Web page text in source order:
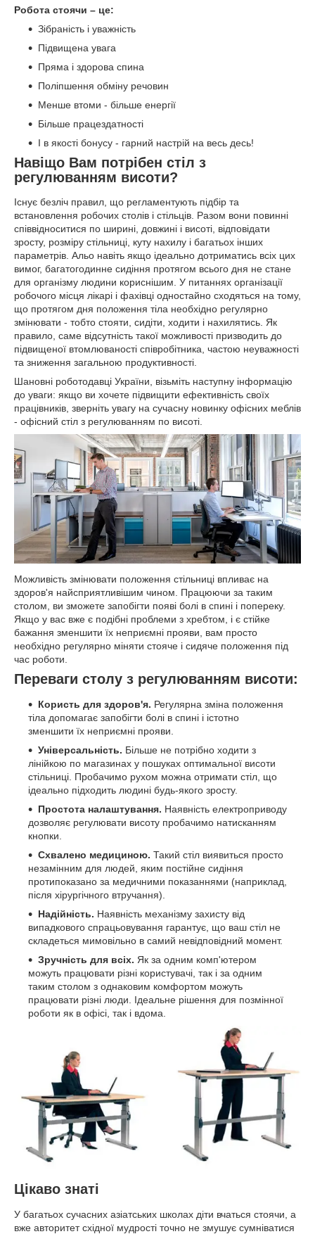
Робота стоячи – це:
Зібраність і уважність
Підвищена увага
Пряма і здорова спина
Поліпшення обміну речовин
Менше втоми - більше енергії
Більше працездатності
І в якості бонусу - гарний настрій на весь десь!
Навіщо Вам потрібен стіл з
регулюванням висоти?
Існує безліч правил, що регламентують підбір та
встановлення робочих столів і стільців. Разом вони повинні
співвідноситися по ширині, довжині і висоті, відповідати
зросту, розміру стільниці, куту нахилу і багатьох інших
параметрів. Альо навіть якщо ідеально дотриматись всіх цих
вимог, багатогодинне сидіння протягом всього дня не стане
для організму людини кориснішим. У питаннях організації
робочого місця лікарі і фахівці одностайно сходяться на тому,
що протягом дня положення тіла необхідно регулярно
змінювати - тобто стояти, сидіти, ходити і нахилятись. Як
правило, саме відсутність такої можливості призводить до
підвищеної втомлюваності співробітника, частою неуважності
та зниження загальною продуктивності.
Шановні роботодавці України, візьміть наступну інформацію
до уваги: якщо ви хочете підвищити ефективність своїх
працівників, зверніть увагу на сучасну новинку офісних меблів
- офісний стіл з регулюванням по висоті.
Можливість змінювати положення стільниці впливає на
здоров'я найсприятливішим чином. Працюючи за таким
столом, ви зможете запобігти появі болі в спині і попереку.
Якщо у вас вже є подібні проблеми з хребтом, і є стійке
бажання зменшити їх неприємні прояви, вам просто
необхідно регулярно міняти стояче і сидяче положення під
час роботи.
Переваги столу з регулюванням висоти:
Користь для здоров'я. Регулярна зміна положення
тіла допомагає запобігти болі в спині і істотно
зменшити їх неприємні прояви.
Універсальність. Більше не потрібно ходити з
лінійкою по магазинах у пошуках оптимальної висоти
стільниці. Пробачимо рухом можна отримати стіл, що
ідеально підходить людині будь-якого зросту.
Простота налаштування. Наявність електроприводу
дозволяє регулювати висоту пробачимо натисканням
кнопки.
Схвалено медициною. Такий стіл виявиться просто
незамінним для людей, яким постійне сидіння
протипоказано за медичними показаннями (наприклад,
після хірургічного втручання).
Надійність. Наявність механізму захисту від
випадкового спрацьовування гарантує, що ваш стіл не
складеться мимовільно в самий невідповідний момент.
Зручність для всіх. Як за одним комп'ютером
можуть працювати різні користувачі, так і за одним
таким столом з однаковим комфортом можуть
працювати різні люди. Ідеальне рішення для позмінної
роботи як в офісі, так і вдома.
Цікаво знаті
У багатьох сучасних азіатських школах діти вчаться стоячи, а
вже авторитет східної мудрості точно не змушує сумніватися